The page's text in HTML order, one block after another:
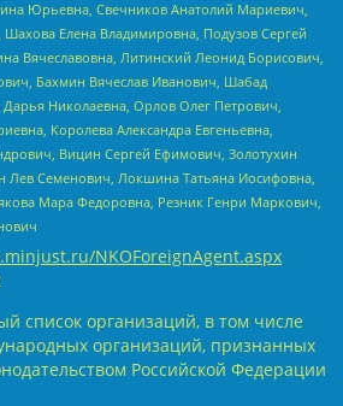
Юрьевна, Свечников Анатолий Мариевич,
Елена Владимировна, Подузов Сергей
Вячеславовна, Литинский Леонид Борисович,
Бахмин Вячеслав Иванович, Шабад
Николаевна, Орлов Олег Петрович,
Королева Александра Евгеньевна,
Вицин Сергей Ефимович, Золотухин
Лев Семенович, Локшина Татьяна Иосифовна,
Мара Федоровна, Резник Генри Маркович,
NKOForeignAgent.aspx
список организаций, в том числе
организаций, признанных
Российской Федерации